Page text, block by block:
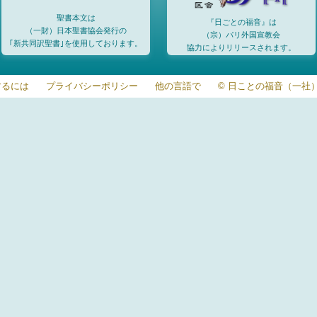
聖書本文は
（一財）日本聖書協会発行の
｢新共同訳聖書｣を使用しております。
『日ごとの福音』は
（宗）パリ外国宣教会
協力によりリリースされます。
には プライバシーポリシー 他の言語で © 日ことの福音（一社